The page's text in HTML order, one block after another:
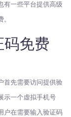
有一些平台提供高级
码免费
首先需要访问提供验
示一个虚拟手机号
户在需要输入验证码